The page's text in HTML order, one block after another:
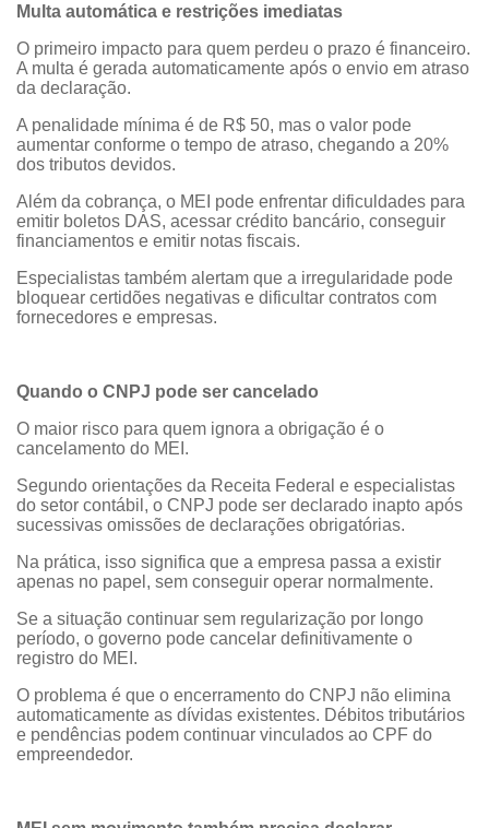
Multa automática e restrições imediatas
O primeiro impacto para quem perdeu o prazo é financeiro.
A multa é gerada automaticamente após o envio em atraso
da declaração.
A penalidade mínima é de R$ 50, mas o valor pode
aumentar conforme o tempo de atraso, chegando a 20%
dos tributos devidos.
Além da cobrança, o MEI pode enfrentar dificuldades para
emitir boletos DAS, acessar crédito bancário, conseguir
financiamentos e emitir notas fiscais.
Especialistas também alertam que a irregularidade pode
bloquear certidões negativas e dificultar contratos com
fornecedores e empresas.
Quando o CNPJ pode ser cancelado
O maior risco para quem ignora a obrigação é o
cancelamento do MEI.
Segundo orientações da Receita Federal e especialistas
do setor contábil, o CNPJ pode ser declarado inapto após
sucessivas omissões de declarações obrigatórias.
Na prática, isso significa que a empresa passa a existir
apenas no papel, sem conseguir operar normalmente.
Se a situação continuar sem regularização por longo
período, o governo pode cancelar definitivamente o
registro do MEI.
O problema é que o encerramento do CNPJ não elimina
automaticamente as dívidas existentes. Débitos tributários
e pendências podem continuar vinculados ao CPF do
empreendedor.